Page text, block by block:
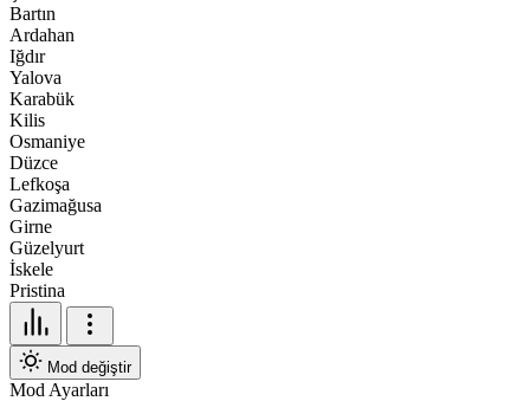
Bartın
Ardahan
Iğdır
Yalova
Karabük
Kilis
Osmaniye
Düzce
Lefkoşa
Gazimağusa
Girne
Güzelyurt
İskele
Pristina
Mod değiştir
Mod Ayarları